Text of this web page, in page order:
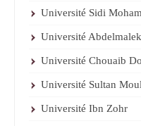
Université Sidi
Université
Université Chouaib
Université Sultan
Université Ibn Zohr